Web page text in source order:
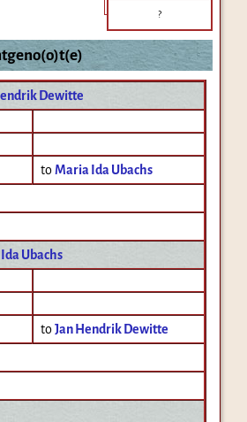
?
Dewitte
toMaria Ida Ubachs
Ubachs
toJan Hendrik Dewitte